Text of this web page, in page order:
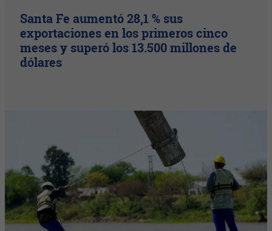
Santa Fe aumentó 28,1 % sus
exportaciones en los primeros cinco
meses y superó los 13.500 millones de
dólares